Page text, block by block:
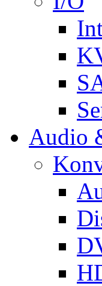
Audio